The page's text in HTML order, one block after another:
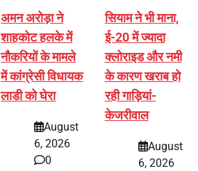
अमन अरोड़ा ने
शाहकोट हलके में
नौकरियों के मामले
में कांग्रेसी विधायक
लाडी को घेरा
August
6, 2026
0
सियाम ने भी माना,
ई-20 में ज्यादा
क्लोराइड और नमी
के कारण खराब हो
रही गाड़ियां-
केजरीवाल
August
6, 2026